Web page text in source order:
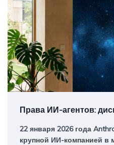
Права ИИ-агентов:
22 января 2026 года
крупной ИИ-компанией в